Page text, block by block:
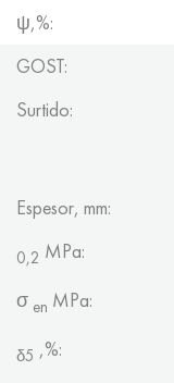
ψ,%:
GOST:
Surtido:
Espesor, mm:
0,2 MPa:
σ en MPa:
δ5 ,%: